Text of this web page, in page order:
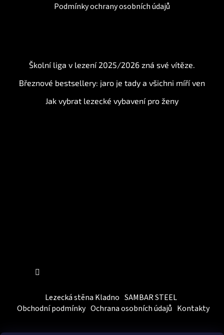
Podmínky ochrany osobních údajů
Školní liga v lezení 2025/2026 zná své vítěze.
Březnové bestsellery: jaro je tady a všichni míří ven
Jak vybrat lezecké vybavení pro ženy
Lezecká stěna Kladno SAMBAR STEEL
Obchodní podmínky Ochrana osobních údajů Kontakty